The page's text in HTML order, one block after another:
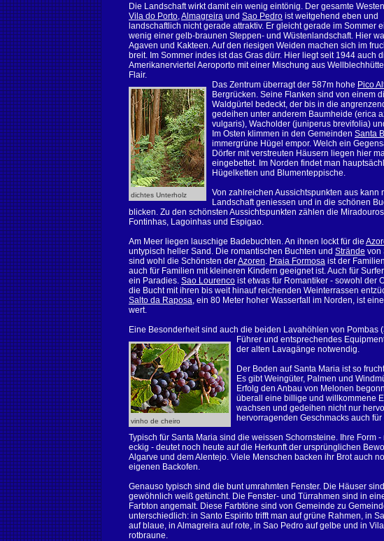
Die Landschaft wirkt damit ein wenig eintönig. Der gesamte
Vila do Porto,Almagreira und Sao Pedro ist weitgehend eben und
landschaftlich nicht gerade attraktiv. Er gleicht gerade im Sommer
wenig einer gelb-braunen Steppen- und Wüstenlandschaft. Hier
Agaven und Kakteen. Auf den riesigen Weiden machen sich im
breit. Im Sommer indes ist das Gras dürr. Hier liegt seit 1944 auch
Amerikanerviertel Aeroporto mit einer Mischung aus
Flair.
dichtes Unterholz
Das Zentrum überragt der 587m hohe Pico
Bergrücken. Seine Flanken sind von einem
Waldgürtel bedeckt, der bis in die
gedeihen unter anderem Baumheide (erica
vulgaris), Wacholder (juniperus brevifolia)
Im Osten klimmen in den Gemeinden Santa
immergrüne Hügel empor. Welch ein
Dörfer mit verstreuten Häusern liegen hier
eingebettet. Im Norden findet man
Hügelketten und Blumenteppische.
Von zahlreichen Aussichtspunkten aus kann
Landschaft geniessen und in die schönen
blicken. Zu den schönsten Aussichtspunkten zählen die
Fontinhas, Lagoinhas und Espigao.
Am Meer liegen lauschige Badebuchten. An ihnen lockt für die
untypisch heller Sand. Die romantischen Buchten und Strände von
sind wohl die Schönsten derAzoren. Praia Formosa ist der
auch für Familien mit kleineren Kindern geeignet ist. Auch für
ein Paradies. Sao Lourenco ist etwas für Romantiker - sowohl der
die Bucht mit ihren bis weit hinauf reichenden Weinterrassen
Salto da Raposa, ein 80 Meter hoher Wasserfall im Norden, ist
wert.
Eine Besonderheit sind auch die beiden Lavahöhlen von Pombas
Führer und entsprechendes
vinho de cheiro
der alten Lavagänge notwendig.
Der Boden auf Santa Maria ist so
Es gibt Weingüter, Palmen und
Erfolg den Anbau von Melonen
überall eine billige und willkommene
wachsen und gedeihen nicht nur
hervorragenden Geschmacks auch
Typisch für Santa Maria sind die weissen Schornsteine. Ihre Form -
eckig - deutet noch heute auf die Herkunft der ursprünglichen
Algarve und dem Alentejo. Viele Menschen backen ihr Brot auch
eigenen Backofen.
Genauso typisch sind die bunt umrahmten Fenster. Die Häuser
gewöhnlich weiß getüncht. Die Fenster- und Türrahmen sind in
Farbton angemalt. Diese Farbtöne sind von Gemeinde zu
unterschiedlich: in Santo Espirito trifft man auf grüne Rahmen, in
auf blaue, in Almagreira auf rote, in Sao Pedro auf gelbe und in
rotbraune.